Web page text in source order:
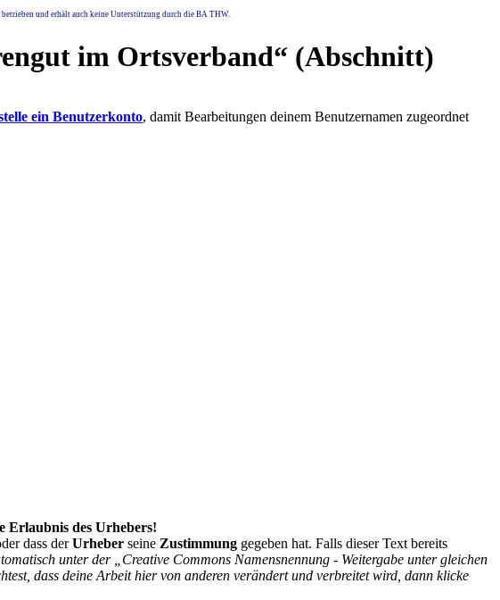
und erhält auch keine Unterstützung durch die BA THW.
im Ortsverband“ (Abschnitt)
ein Benutzerkonto, damit Bearbeitungen deinem Benutzernamen zugeordnet
Erlaubnis des Urhebers!
dass derUrheber seine Zustimmung gegeben hat. Falls dieser Text bereits
unter der „Creative Commons Namensnennung - Weitergabe unter gleichen
dass deine Arbeit hier von anderen verändert und verbreitet wird, dann klicke